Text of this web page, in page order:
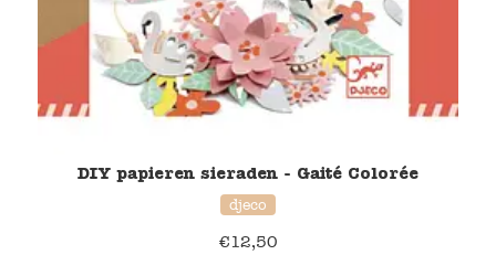
DIY papieren sieraden - Gaité Colorée
djeco
€12,50